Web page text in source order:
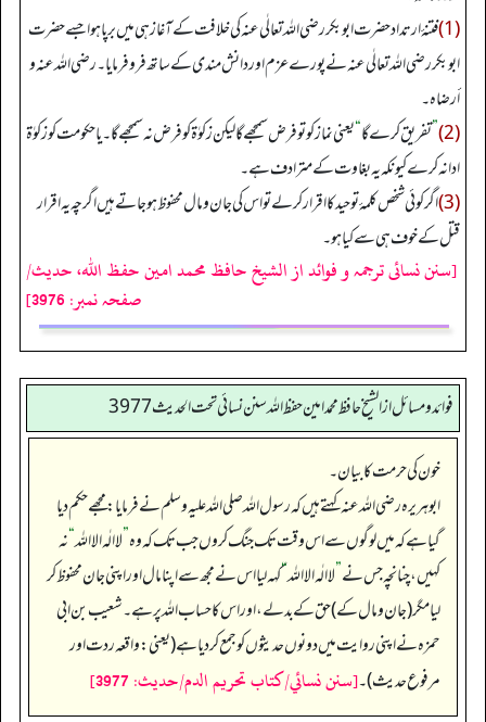
(1) فتنۂ ارتداد حضرت ابوبکر رضی اللہ تعالٰی عنہ کی خلافت کے آغاز ہی میں برپا ہوا جسے حضرت
ابوبکر رضی اللہ تعالٰی عنہ نے پورے عزم اور دانش مندی کے ساتھ فرو فرمایا۔ رضي اللہ عنه و
أرضاہ۔
(2)
”تفریق کرے گا“یعنی نماز کو تو فرض سمجھے گا لیکن زکوٰۃ کو فرض نہ سمجھے گا۔ یا حکومت کو زکوٰۃ
ادا نہ کرے کیونکہ یہ بغاوت کے مترادف ہے۔
(3) اگر کوئی شخص کلمۂ توحید کا اقرار کر لے تو اس کی جان و مال محفوظ ہو جاتے ہیں اگرچہ یہ اقرار
قتل کے خوف ہی سے کیا ہو۔
[سنن نسائی ترجمہ و فوائد از الشیخ حافظ محمد امین حفظ اللہ، حدیث/
صفحہ نمبر: 3976]
فوائد ومسائل از الشيخ حافظ محمد امين حفظ الله سنن نسائي تحت الحديث3977
خون کی حرمت کا بیان۔
ابوہریرہ رضی اللہ عنہ کہتے ہیں کہ رسول اللہ صلی اللہ علیہ وسلم نے فرمایا: مجھے حکم دیا
گیا ہے کہ میں لوگوں سے اس وقت تک جنگ کروں جب تک کہ وہ”لا الٰہ الا اللہ“نہ
کہیں، چنانچہ جس نے”لا الٰہ الا اللہ“کہہ لیا اس نے مجھ سے اپنا مال اور اپنی جان محفوظ کر
لیا مگر (جان و مال کے) حق کے بدلے، اور اس کا حساب اللہ پر ہے۔ شعیب بن ابی
حمزہ نے اپنی روایت میں دونوں حدیثوں کو جمع کر دیا ہے (یعنی: واقعہ ردت اور
مرفوع حدیث)۔[سنن نسائي/كتاب تحريم الدم/حدیث: 3977]